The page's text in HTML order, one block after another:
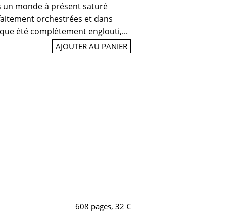
un monde à présent saturé
orchestrées et dans
été complètement englouti,...
AJOUTER AU PANIER
608 pages, 32 €